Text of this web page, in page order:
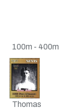
100m - 400m
Thomas